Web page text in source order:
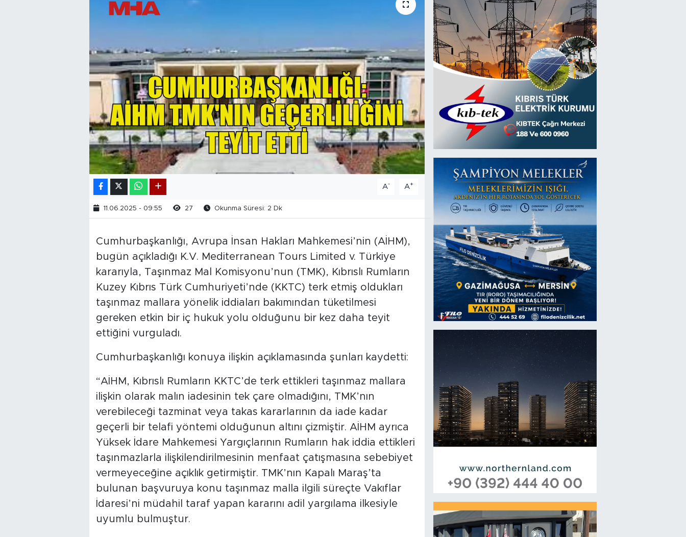
A- A+
11.06.2025 - 09:55 27 Okunma Süresi: 2 Dk
Cumhurbaşkanlığı, Avrupa İnsan Hakları Mahkemesi’nin (AİHM),
bugün açıkladığı K.V. Mediterranean Tours Limited v. Türkiye
kararıyla, Taşınmaz Mal Komisyonu’nun (TMK), Kıbrıslı Rumların
Kuzey Kıbrıs Türk Cumhuriyeti’nde (KKTC) terk etmiş oldukları
taşınmaz mallara yönelik iddiaları bakımından tüketilmesi
gereken etkin bir iç hukuk yolu olduğunu bir kez daha teyit
ettiğini vurguladı.
Cumhurbaşkanlığı konuya ilişkin açıklamasında şunları kaydetti:
“AİHM, Kıbrıslı Rumların KKTC’de terk ettikleri taşınmaz mallara
ilişkin olarak malın iadesinin tek çare olmadığını, TMK’nın
verebileceği tazminat veya takas kararlarının da iade kadar
geçerli bir telafi yöntemi olduğunun altını çizmiştir. AİHM ayrıca
Yüksek İdare Mahkemesi Yargıçlarının Rumların hak iddia ettikleri
taşınmazlarla ilişkilendirilmesinin menfaat çatışmasına sebebiyet
vermeyeceğine açıklık getirmiştir. TMK’nın Kapalı Maraş’ta
bulunan başvuruya konu taşınmaz malla ilgili süreçte Vakıflar
İdaresi’ni müdahil taraf yapan kararını adil yargılama ilkesiyle
uyumlu bulmuştur.